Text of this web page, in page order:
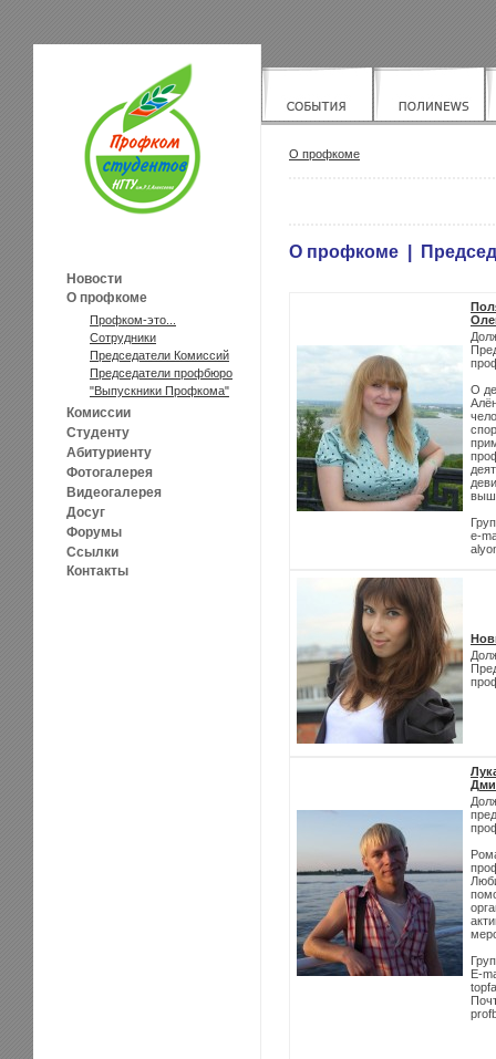
Новости
О профкоме
Профком-это...
Сотрудники
Председатели Комиссий
Председатели профбюро
"Выпускники Профкома"
Комиссии
Студенту
Абитуриенту
Фотогалерея
Видеогалерея
Досуг
Форумы
Ссылки
Контакты
О профкоме
О профкоме |
О
e-
E-